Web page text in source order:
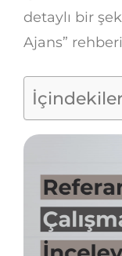
detaylı bir
Ajans”